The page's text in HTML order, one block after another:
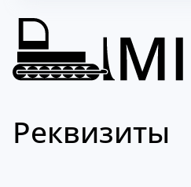
Реквизиты